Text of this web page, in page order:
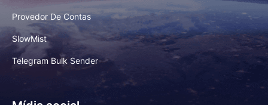
Provedor De Contas
SlowMist
Telegram Bulk Sender